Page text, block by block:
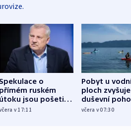
Spekulace o
přímém ruském
útoku jsou pošetilé,
estonský
v 17:11
Pobyt u
ploch zvyšuje
duševní
ukázala
včera v 07:30